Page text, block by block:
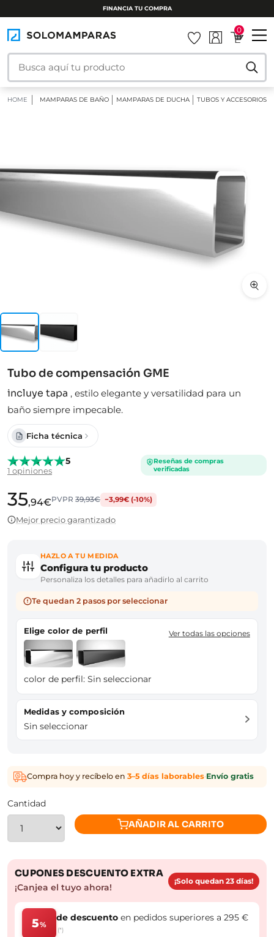
0
HOME MAMPARAS DE BAÑO MAMPARAS DE DUCHA TUBOS Y ACCESORIOS
Tubo de compensación GME
incluye tapa , estilo elegante y versatilidad para un
baño siempre impecable.
Ficha técnica
5
1 opiniones
Reseñas de compras
verificadas
35,94€PVPR39,93€ −3,99€ (-10%)
Mejor precio garantizado
HAZLO A TU MEDIDA
Configura tu producto
Personaliza los detalles para añadirlo al carrito
Te quedan 2 pasos por seleccionar
Elige color de perfil Ver todas las opciones
color de perfil: Sin seleccionar
Medidas y composición
Sin seleccionar
Compra hoy y recíbelo en 3–5 días laborables·Envío gratis
Cantidad
AÑADIR AL CARRITO
CUPONES DESCUENTO EXTRA
¡Canjea el tuyo ahora!
¡Solo quedan 23 días!
5%
de descuento en pedidos superiores a 295 €
(*)